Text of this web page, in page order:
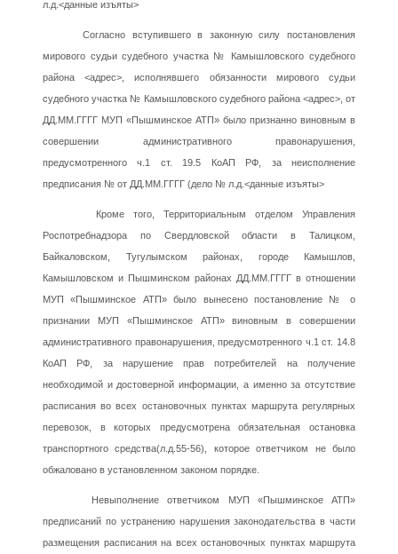
л.д.<данные изъяты>
Согласно вступившего в законную силу постановления
мирового судьи судебного участка № Камышловского судебного
района <адрес>, исполнявшего обязанности мирового судьи
судебного участка № Камышловского судебного района <адрес>, от
ДД.ММ.ГГГГ МУП «Пышминское АТП» было признанно виновным в
совершении административного правонарушения,
предусмотренного ч.1 ст. 19.5 КоАП РФ, за неисполнение
предписания № от ДД.ММ.ГГГГ (дело № л.д.<данные изъяты>
Кроме того, Территориальным отделом Управления
Роспотребнадзора по Свердловской области в Талицком,
Байкаловском, Тугулымском районах, городе Камышлов,
Камышловском и Пышминском районах ДД.ММ.ГГГГ в отношении
МУП «Пышминское АТП» было вынесено постановление № о
признании МУП «Пышминское АТП» виновным в совершении
административного правонарушения, предусмотренного ч.1 ст. 14.8
КоАП РФ, за нарушение прав потребителей на получение
необходимой и достоверной информации, а именно за отсутствие
расписания во всех остановочных пунктах маршрута регулярных
перевозок, в которых предусмотрена обязательная остановка
транспортного средства(л.д.55-56), которое ответчиком не было
обжаловано в установленном законом порядке.
Невыполнение ответчиком МУП «Пышминское АТП»
предписаний по устранению нарушения законодательства в части
размещения расписания на всех остановочных пунктах маршрута